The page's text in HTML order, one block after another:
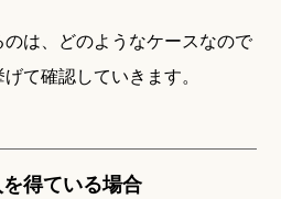
は、どのようなケースなので
て確認していきます。
得ている場合